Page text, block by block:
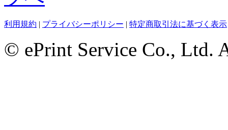
利用規約 | プライバシーポリシー | 特定商取引法に基づく表示
© ePrint Service Co., Ltd.